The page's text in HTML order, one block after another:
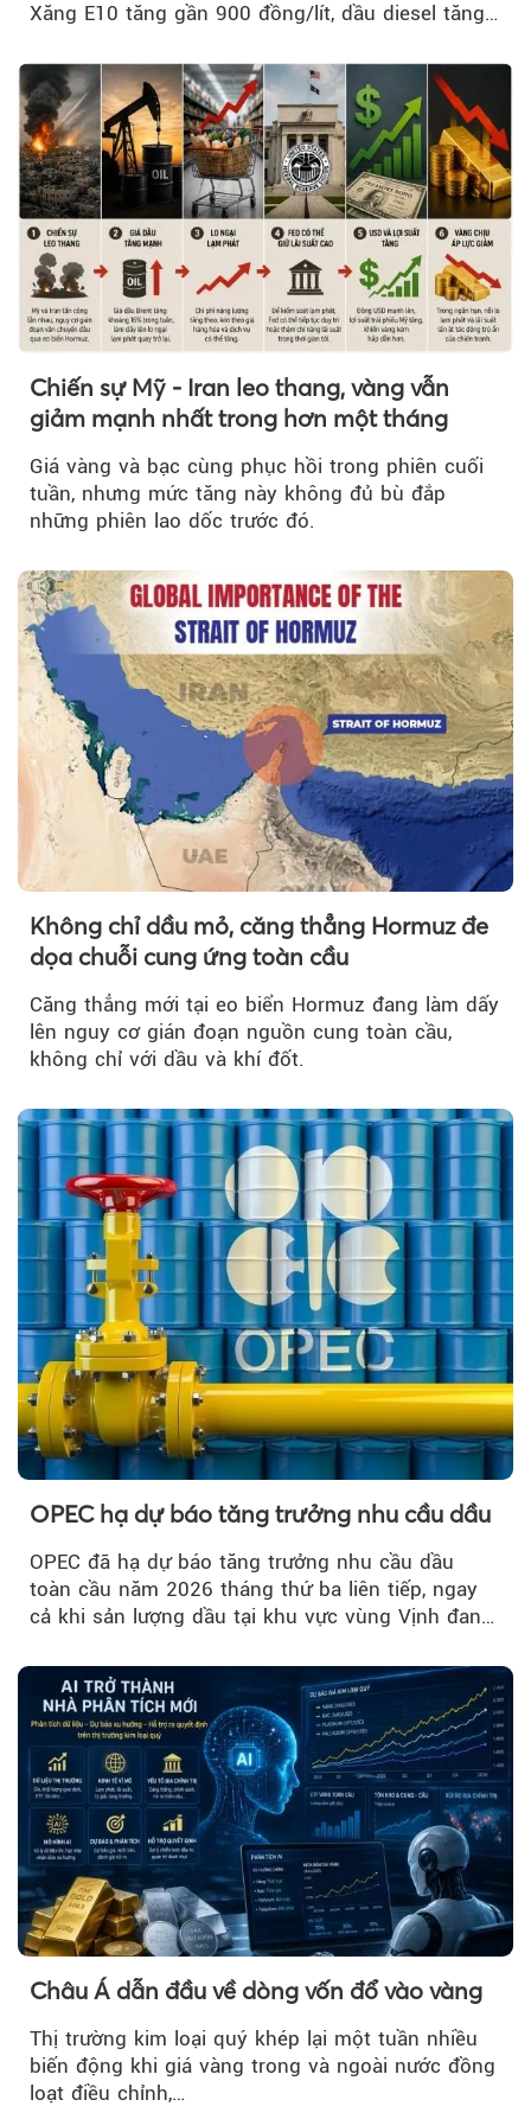
Xăng E10 tăng gần 900 đồng/lít, dầu diesel tăng
Chiến sự Mỹ - Iran leo thang, vàng vẫn
giảm mạnh nhất trong hơn một tháng
Giá vàng và bạc cùng phục hồi trong phiên cuối
tuần, nhưng mức tăng này không đủ bù đắp
những phiên lao dốc trước đó.
Không chỉ dầu mỏ, căng thẳng Hormuz đe
dọa chuỗi cung ứng toàn cầu
Căng thẳng mới tại eo biển Hormuz đang làm dấy
lên nguy cơ gián đoạn nguồn cung toàn cầu,
không chỉ với dầu và khí đốt.
OPEC hạ dự báo tăng trưởng nhu cầu dầu
OPEC đã hạ dự báo tăng trưởng nhu cầu dầu
toàn cầu năm 2026 tháng thứ ba liên tiếp, ngay
cả khi sản lượng dầu tại khu vực vùng Vịnh đang
Châu Á dẫn đầu về dòng vốn đổ vào vàng
Thị trường kim loại quý khép lại một tuần nhiều
biến động khi giá vàng trong và ngoài nước đồng
loạt điều chỉnh,…